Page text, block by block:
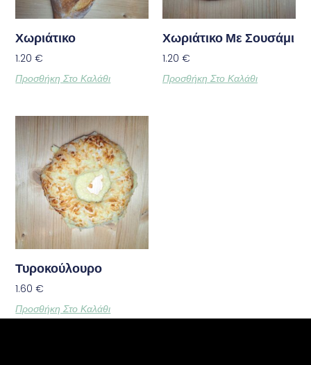
Χωριάτικο
1.20€
Προσθήκη Στο Καλάθι
Χωριάτικο Με Σουσάμι
1.20 €
Προσθήκη Στο Καλάθι
Τυροκούλουρο
1.60€
Προσθήκη Στο Καλάθι